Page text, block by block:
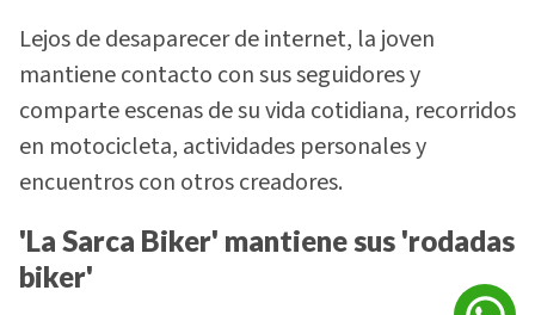
Lejos de desaparecer de internet, la joven
mantiene contacto con sus seguidores y
comparte escenas de su vida cotidiana, recorridos
en motocicleta, actividades personales y
encuentros con otros creadores.
'La Sarca Biker' mantiene sus 'rodadas
biker'